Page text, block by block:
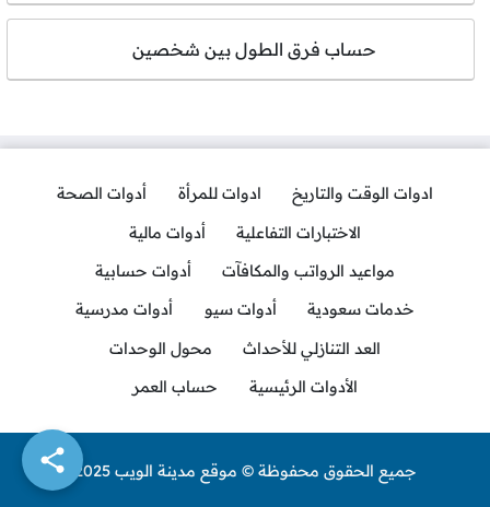
حساب فرق الطول بين شخصين
ادوات الوقت والتاريخ ادوات للمرأة
أدوات الصحة
الاختبارات التفاعلية
أدوات مالية
مواعيد الرواتب والمكافآت
أدوات حسابية
خدمات سعودية
أدوات سيو
أدوات مدرسية
العد التنازلي للأحداث
محول الوحدات
الأدوات الرئيسية
حساب العمر
جميع الحقوق محفوظة © موقع مدينة الويب 2025